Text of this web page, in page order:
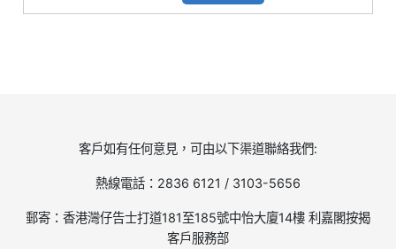
客戶如有任何意見，可由以下渠道聯絡我們:
熱線電話：2836 6121 / 3103-5656
郵寄：香港灣仔告士打道181至185號中怡大廈14樓 利嘉閣按揭
客戶服務部